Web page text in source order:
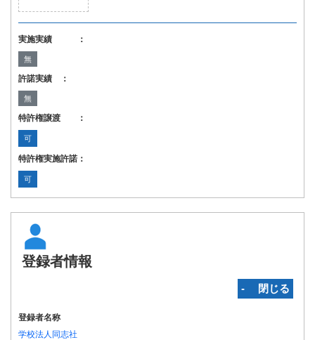
実施実績 ：
無
許諾実績 ：
無
特許権譲渡 ：
可
特許権実施許諾：
可
登録者情報
‐ 閉じる
登録者名称
学校法人同志社